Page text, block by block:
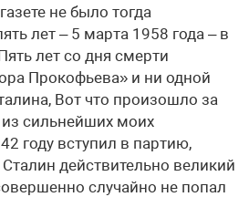
не было тогда
лет – 5 марта 1958 года – в
лет со дня смерти
Прокофьева» и ни одной
Вот что произошло за
из сильнейших моих
году вступил в партию,
действительно великий
случайно не попал